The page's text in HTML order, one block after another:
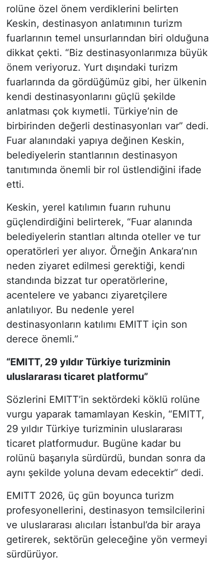
rolüne özel önem verdiklerini belirten
Keskin, destinasyon anlatımının turizm
fuarlarının temel unsurlarından biri olduğuna
dikkat çekti. “Biz destinasyonlarımıza büyük
önem veriyoruz. Yurt dışındaki turizm
fuarlarında da gördüğümüz gibi, her ülkenin
kendi destinasyonlarını güçlü şekilde
anlatması çok kıymetli. Türkiye’nin de
birbirinden değerli destinasyonları var” dedi.
Fuar alanındaki yapıya değinen Keskin,
belediyelerin stantlarının destinasyon
tanıtımında önemli bir rol üstlendiğini ifade
etti.
Keskin, yerel katılımın fuarın ruhunu
güçlendirdiğini belirterek, “Fuar alanında
belediyelerin stantları altında oteller ve tur
operatörleri yer alıyor. Örneğin Ankara’nın
neden ziyaret edilmesi gerektiği, kendi
standında bizzat tur operatörlerine,
acentelere ve yabancı ziyaretçilere
anlatılıyor. Bu nedenle yerel
destinasyonların katılımı EMITT için son
derece önemli.”
“EMITT, 29 yıldır Türkiye turizminin
uluslararası ticaret platformu”
Sözlerini EMITT’in sektördeki köklü rolüne
vurgu yaparak tamamlayan Keskin, “EMITT,
29 yıldır Türkiye turizminin uluslararası
ticaret platformudur. Bugüne kadar bu
rolünü başarıyla sürdürdü, bundan sonra da
aynı şekilde yoluna devam edecektir” dedi.
EMITT 2026, üç gün boyunca turizm
profesyonellerini, destinasyon temsilcilerini
ve uluslararası alıcıları İstanbul’da bir araya
getirerek, sektörün geleceğine yön vermeyi
sürdürüyor.